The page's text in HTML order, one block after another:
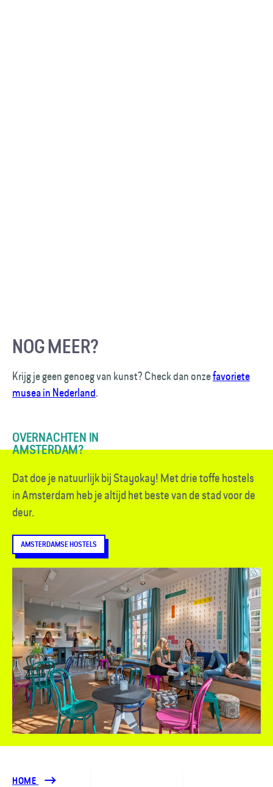
NOG MEER?
Krijg je geen genoeg van kunst? Check dan onzefavoriete
musea in Nederland.
OVERNACHTEN IN
AMSTERDAM?
Dat doe je natuurlijk bij Stayokay! Met drie toffe hostels
in Amsterdam heb je altijd het beste van de stad voor de
deur.
AMSTERDAMSE HOSTELS
HOME